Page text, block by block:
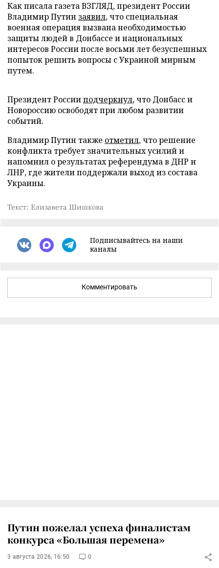
Как писала газета ВЗГЛЯД, президент России
Владимир Путин заявил, что специальная
военная операция вызвана необходимостью
защиты людей в Донбассе и национальных
интересов России после восьми лет безуспешных
попыток решить вопросы с Украиной мирным
путем.
Президент Россииподчеркнул, что Донбасс и
Новороссию освободят при любом развитии
событий.
Владимир Путин также отметил, что решение
конфликта требует значительных усилий и
напомнил о результатах референдума в ДНР и
ЛНР, где жители поддержали выход из состава
Украины.
Текст: Елизавета Шишкова
Подписывайтесь на наши
каналы
Комментировать
Путин пожелал успеха финалистам
конкурса «Большая перемена»
3 августа 2026, 16:50 0